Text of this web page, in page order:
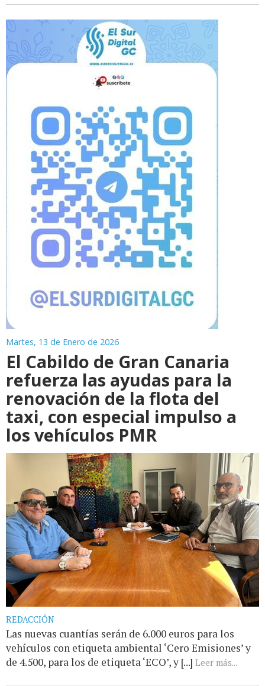
Martes, 13 de Enero de 2026
El Cabildo de Gran Canaria
refuerza las ayudas para la
renovación de la flota del
taxi, con especial impulso a
los vehículos PMR
REDACCIÓN
Las nuevas cuantías serán de 6.000 euros para los
vehículos con etiqueta ambiental ‘Cero Emisiones’ y
de 4.500, para los de etiqueta ‘ECO’, y [...] Leer más...